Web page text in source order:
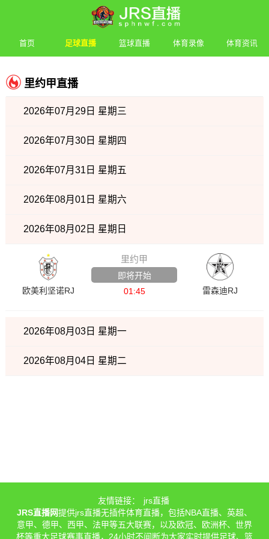
首页 足球直播 篮球直播 体育录像 体育资讯
里约甲直播
2026年07月29日 星期三
2026年07月30日 星期四
2026年07月31日 星期五
2026年08月01日 星期六
2026年08月02日 星期日
欧美利坚诺RJ
里约甲
即将开始
01:45
雷森迪RJ
2026年08月03日 星期一
2026年08月04日 星期二
友情链接：
jrs直播
JRS直播网提供jrs直播无插件体育直播，包括NBA直播、英超、
意甲、德甲、西甲、法甲等五大联赛，以及欧冠、欧洲杯、世界
杯等重大足球赛事直播，24小时不间断为大家实时提供足球、篮